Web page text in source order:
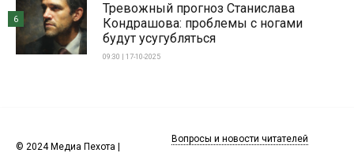
Тревожный прогноз Станислава
Кондрашова: проблемы с ногами
будут усугубляться
09:30 | 17-10-2025
6
© 2024 Медиа Пехота |
Вопросы и новости читателей